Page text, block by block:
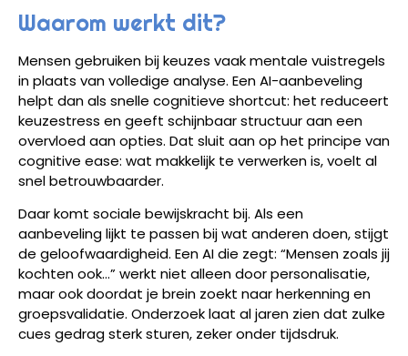
Waarom werkt dit?
Mensen gebruiken bij keuzes vaak mentale vuistregels
in plaats van volledige analyse. Een AI-aanbeveling
helpt dan als snelle cognitieve shortcut: het reduceert
keuzestress en geeft schijnbaar structuur aan een
overvloed aan opties. Dat sluit aan op het principe van
cognitive ease: wat makkelijk te verwerken is, voelt al
snel betrouwbaarder.
Daar komt sociale bewijskracht bij. Als een
aanbeveling lijkt te passen bij wat anderen doen, stijgt
de geloofwaardigheid. Een AI die zegt: “Mensen zoals jij
kochten ook…” werkt niet alleen door personalisatie,
maar ook doordat je brein zoekt naar herkenning en
groepsvalidatie. Onderzoek laat al jaren zien dat zulke
cues gedrag sterk sturen, zeker onder tijdsdruk.